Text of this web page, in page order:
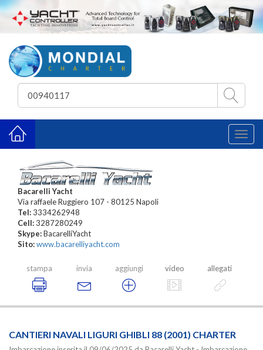
Bacarelli Yacht
Via raffaele Ruggiero 107 - 80125 Napoli
Tel:3334262948
Cell:3287280249
Skype:BacarelliYacht
Sito:www.bacarelliyacht.com
stampa invia aggiungi video allegati
CANTIERI NAVALI LIGURI GHIBLI 88 (2001) CHARTER